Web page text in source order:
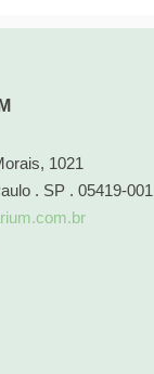
1021
. SP . 05419-001